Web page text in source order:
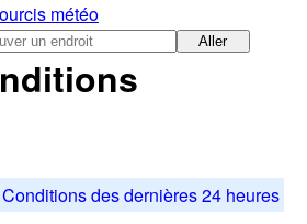
météo
Aller
Conditions des dernières 24 heures